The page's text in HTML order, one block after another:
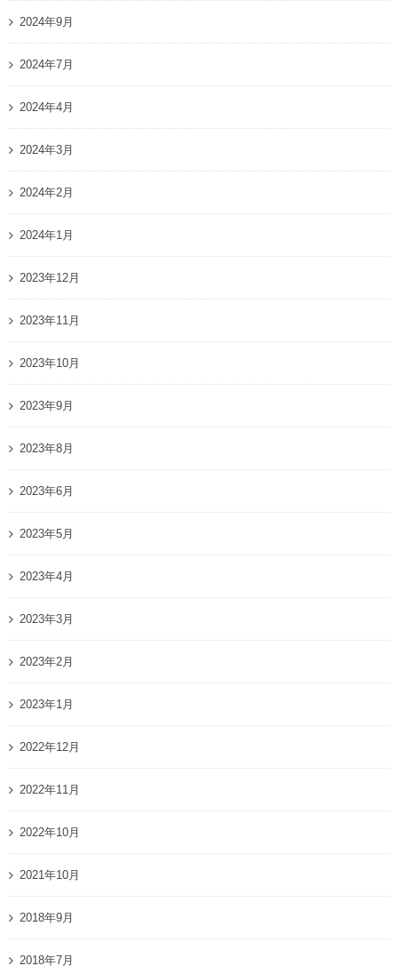
2024年9月
2024年7月
2024年4月
2024年3月
2024年2月
2024年1月
2023年12月
2023年11月
2023年10月
2023年9月
2023年8月
2023年6月
2023年5月
2023年4月
2023年3月
2023年2月
2023年1月
2022年12月
2022年11月
2022年10月
2021年10月
2018年9月
2018年7月